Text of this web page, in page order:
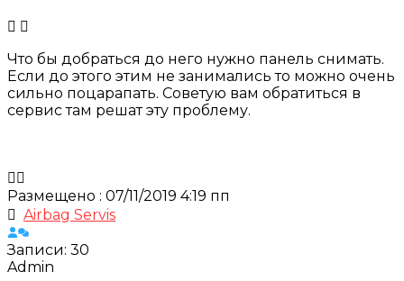
Что бы добраться до него нужно панель снимать.
Если до этого этим не занимались то можно очень
сильно поцарапать. Советую вам обратиться в
сервис там решат эту проблему.
Размещено : 07/11/2019 4:19 пп
Airbag Servis
Записи: 30
Admin